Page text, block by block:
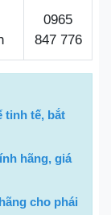
0965
847 776
tinh tế, bắt
hãng, giá
cho phái